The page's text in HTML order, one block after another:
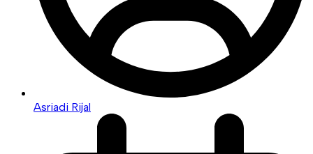
Asriadi Rijal